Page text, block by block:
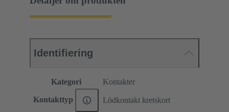
Identifiering
Kategori Kontakter
Kontakttyp Lödkontakt kretskort